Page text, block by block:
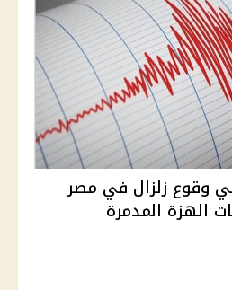
وقوع زلزال في مصر
الهزة المدمرة